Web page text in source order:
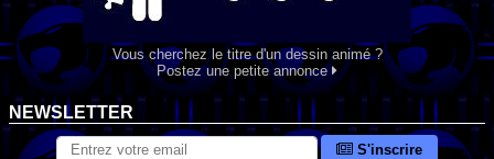
Vous cherchez le titre d'un dessin animé ?
Postez une petite annonce
NEWSLETTER
S'inscrire